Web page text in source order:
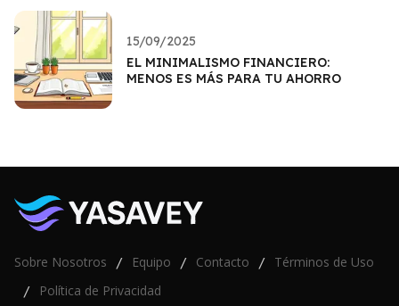
15/09/2025
EL MINIMALISMO FINANCIERO:
MENOS ES MÁS PARA TU AHORRO
Sobre Nosotros / Equipo / Contacto / Términos de Uso
/ Política de Privacidad